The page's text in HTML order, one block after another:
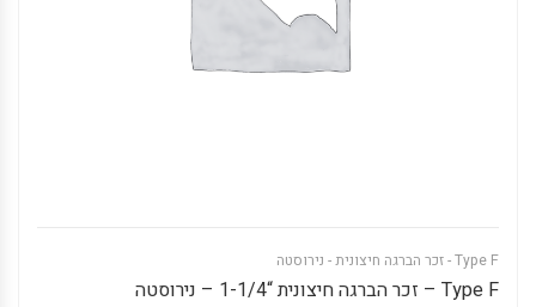
Type F - זכר הברגה חיצונית - נירוסטה
Type F – זכר הברגה חיצונית “1-1/4 – נירוסטה